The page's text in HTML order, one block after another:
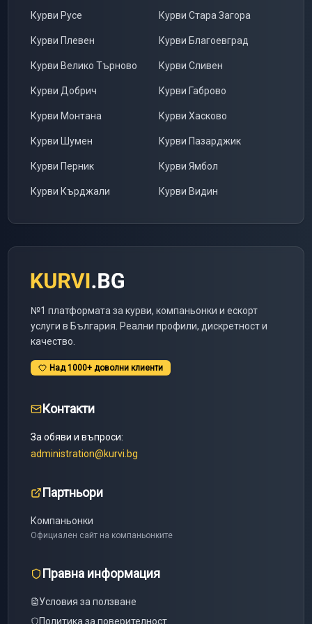
Курви Русе Курви Стара Загора
Курви Плевен Курви Благоевград
Курви Велико Търново Курви Сливен
Курви Добрич Курви Габрово
Курви Монтана Курви Хасково
Курви Шумен Курви Пазарджик
Курви Перник Курви Ямбол
Курви Кърджали Курви Видин
№1 платформата за курви, компаньонки и ескорт
услуги в България. Реални профили, дискретност и
качество.
Над 1000+ доволни клиенти
Контакти
За обяви и въпроси:
administration@kurvi.bg
Партньори
Компаньонки
Официален сайт на компаньонките
Правна информация
Условия за ползване
Политика за поверителност